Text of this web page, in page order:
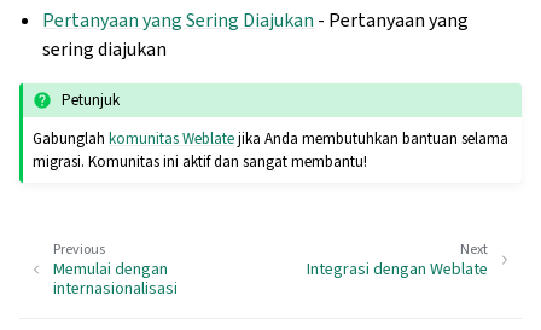
Pertanyaan yang Sering Diajukan - Pertanyaan yang
sering diajukan
Petunjuk
Gabunglahkomunitas Weblatejika Anda membutuhkan bantuan selama
migrasi. Komunitas ini aktif dan sangat membantu!
Next
Integrasi dengan Weblate
Previous
Memulai dengan
internasionalisasi